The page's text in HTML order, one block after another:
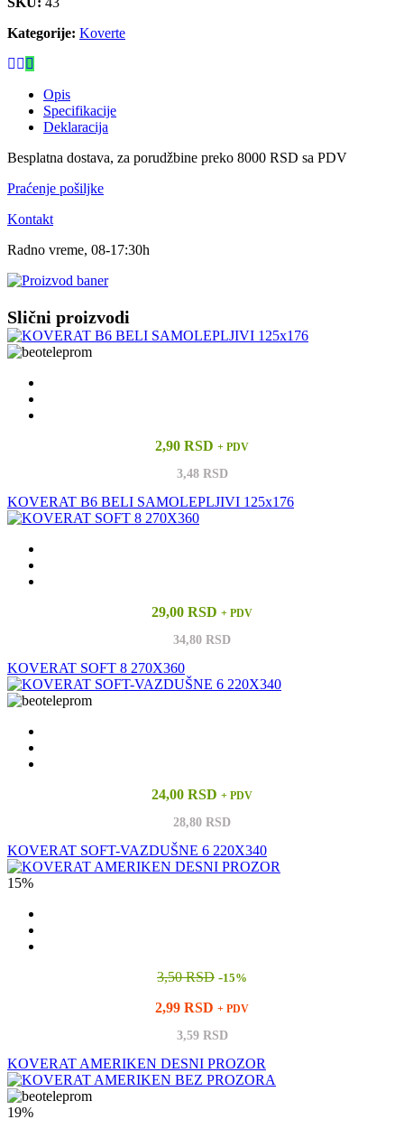
Kategorije: Koverte
Opis
Specifikacije
Deklaracija
Besplatna dostava, za porudžbine preko 8000 RSD sa PDV
Praćenje pošiljke
Kontakt
Radno vreme, 08-17:30h
Slični proizvodi
2,90 RSD + PDV
3,48 RSD
KOVERAT B6 BELI SAMOLEPLJIVI 125x176
29,00 RSD + PDV
34,80 RSD
KOVERAT SOFT 8 270X360
24,00 RSD + PDV
28,80 RSD
KOVERAT SOFT-VAZDUŠNE 6 220X340
15%
3,50 RSD -15%
2,99 RSD + PDV
3,59 RSD
KOVERAT AMERIKEN DESNI PROZOR
19%